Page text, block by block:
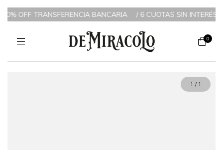
BANCARIA /6 CUOTAS SIN INTERÉS A PARTIR DE $200.000 /
0
1 / 1